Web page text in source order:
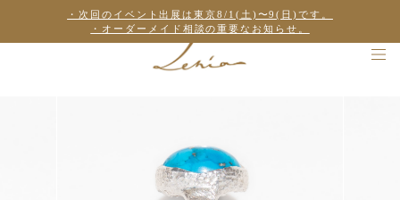
・次回のイベント出展は東京8/1(土)〜9(日)です。
・オーダーメイド相談の重要なお知らせ。